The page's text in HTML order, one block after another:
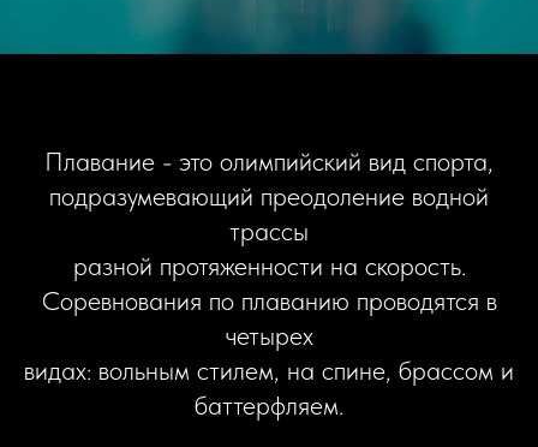
Плавание - это олимпийский вид спорта,
подразумевающий преодоление водной
трассы
разной протяженности на скорость.
Соревнования по плаванию проводятся в
четырех
видах: вольным стилем, на спине, брассом и
баттерфляем.